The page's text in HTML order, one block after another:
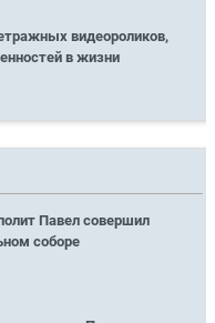
видеороликов,
в жизни
Павел совершил
соборе